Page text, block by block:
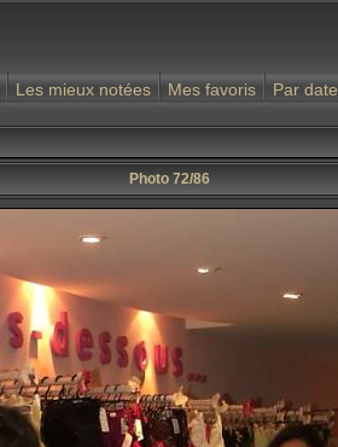
Les mieux notées Mes favoris Par date
Photo 72/86